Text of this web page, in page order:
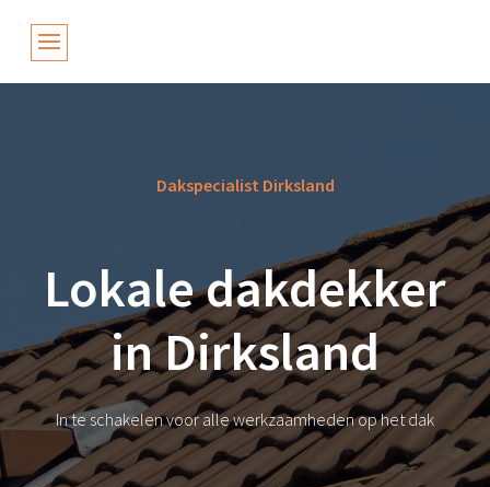
Dakspecialist Dirksland
Lokale dakdekker
in Dirksland
In te schakelen voor alle werkzaamheden op het dak